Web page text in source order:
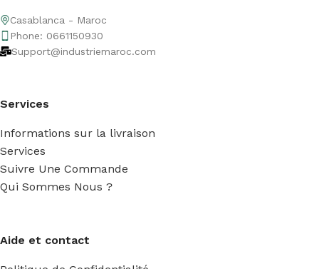
Casablanca - Maroc
Phone: 0661150930
Support@industriemaroc.com
Services
Informations sur la livraison
Services
Suivre Une Commande
Qui Sommes Nous ?
Aide et contact